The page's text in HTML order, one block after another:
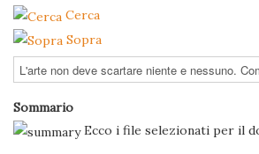
Cerca
Sopra
Sommario
Ecco i file selezionati per il